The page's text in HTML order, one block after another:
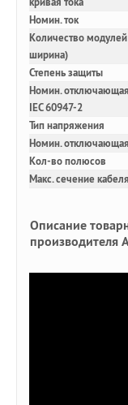
Номин. ток
Количество
ширина)
Степень защиты
Номин.
IEC 60947-2
Тип напряжения
Номин.
Кол-во полюсов
Макс. сечение кабеля
Описание
производителя